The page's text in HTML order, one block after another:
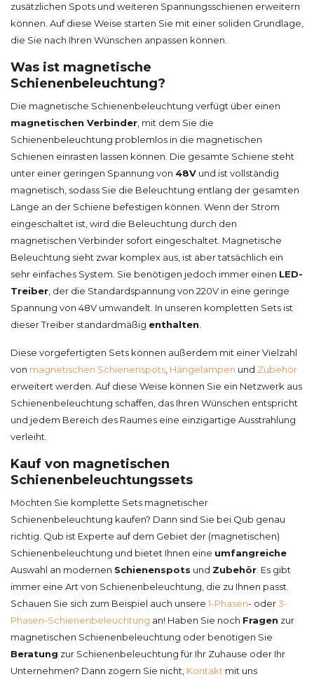
zusätzlichen Spots und weiteren Spannungsschienen erweitern
können. Auf diese Weise starten Sie mit einer soliden Grundlage,
die Sie nach Ihren Wünschen anpassen können.
Was ist magnetische
Schienenbeleuchtung?
Die magnetische Schienenbeleuchtung verfügt über einen
magnetischen Verbinder, mit dem Sie die
Schienenbeleuchtung problemlos in die magnetischen
Schienen einrasten lassen können. Die gesamte Schiene steht
unter einer geringen Spannung von 48V und ist vollständig
magnetisch, sodass Sie die Beleuchtung entlang der gesamten
Länge an der Schiene befestigen können. Wenn der Strom
eingeschaltet ist, wird die Beleuchtung durch den
magnetischen Verbinder sofort eingeschaltet. Magnetische
Beleuchtung sieht zwar komplex aus, ist aber tatsächlich ein
sehr einfaches System. Sie benötigen jedoch immer einen LED-
Treiber, der die Standardspannung von 220V in eine geringe
Spannung von 48V umwandelt. In unseren kompletten Sets ist
dieser Treiber standardmäßig enthalten.
Diese vorgefertigten Sets können außerdem mit einer Vielzahl
von magnetischen Schienenspots, Hängelampen und Zubehör
erweitert werden. Auf diese Weise können Sie ein Netzwerk aus
Schienenbeleuchtung schaffen, das Ihren Wünschen entspricht
und jedem Bereich des Raumes eine einzigartige Ausstrahlung
verleiht.
Kauf von magnetischen
Schienenbeleuchtungssets
Möchten Sie komplette Sets magnetischer
Schienenbeleuchtung kaufen? Dann sind Sie bei Qub genau
richtig. Qub ist Experte auf dem Gebiet der (magnetischen)
Schienenbeleuchtung und bietet Ihnen eine umfangreiche
Auswahl an modernen Schienenspots und Zubehör. Es gibt
immer eine Art von Schienenbeleuchtung, die zu Ihnen passt.
Schauen Sie sich zum Beispiel auch unsere 1-Phasen- oder3-
Phasen-Schienenbeleuchtung an! Haben Sie noch Fragen zur
magnetischen Schienenbeleuchtung oder benötigen Sie
Beratung zur Schienenbeleuchtung für Ihr Zuhause oder Ihr
Unternehmen? Dann zögern Sie nicht, Kontakt mit uns